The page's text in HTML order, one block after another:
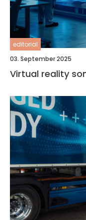
editorial
03. September 2025
Virtual reality